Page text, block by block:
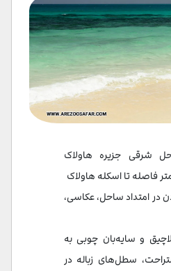
شرقی جزیره هاولاک
در امتداد ساحل، عکاسی،
و سایه‌بان چوبی به
سطل‌های زباله در